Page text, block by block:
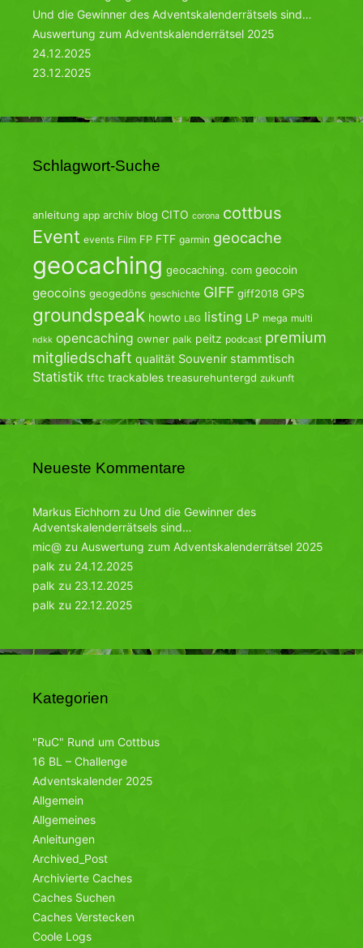
Und die Gewinner des Adventskalenderrätsels sind…
Auswertung zum Adventskalenderrätsel 2025
24.12.2025
23.12.2025
Schlagwort-Suche
anleitung app archiv blog CITO corona cottbus
Event events Film FP FTF garmin geocache
geocaching geocaching. com geocoin
geocoins geogedöns geschichte GIFF giff2018 GPS
groundspeak howto LBG listing LP mega multi
ndkk opencaching owner palk peitz podcast premium
mitgliedschaft qualität Souvenir stammtisch
Statistik tftc trackables treasurehuntergd zukunft
Neueste Kommentare
Markus Eichhorn zu Und die Gewinner des
Adventskalenderrätsels sind…
mic@ zu Auswertung zum Adventskalenderrätsel 2025
palk zu 24.12.2025
palk zu 23.12.2025
palk zu 22.12.2025
Kategorien
"RuC" Rund um Cottbus
16 BL – Challenge
Adventskalender 2025
Allgemein
Allgemeines
Anleitungen
Archived_Post
Archivierte Caches
Caches Suchen
Caches Verstecken
Coole Logs